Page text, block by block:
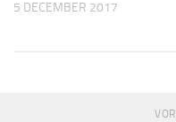
5 DECEMBER 2017